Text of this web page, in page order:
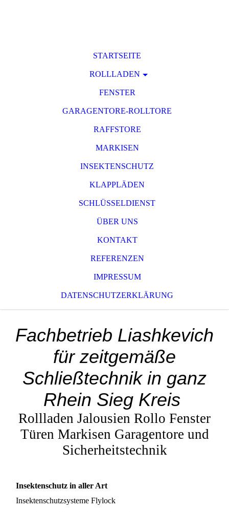
STARTSEITE
ROLLLADEN
FENSTER
GARAGENTORE-ROLLTORE
RAFFSTORE
MARKISEN
INSEKTENSCHUTZ
KLAPPLÄDEN
SCHLÜSSELDIENST
ÜBER UNS
KONTAKT
REFERENZEN
IMPRESSUM
DATENSCHUTZERKLÄRUNG
Fachbetrieb Liashkevich
für zeitgemäße
Schließtechnik in ganz
Rhein Sieg Kreis
Rollladen Jalousien Rollo Fenster
Türen Markisen Garagentore und
Sicherheitstechnik
Insektenschutz in aller Art
Insektenschutzsysteme Flylock